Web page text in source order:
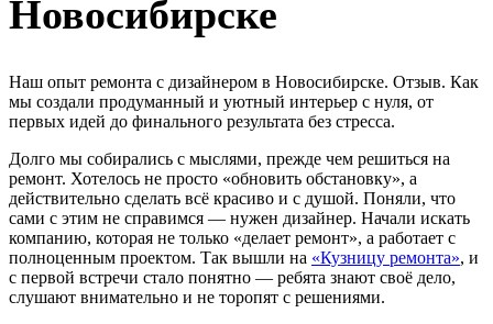
Новосибирске
Наш опыт ремонта с дизайнером в Новосибирске. Отзыв. Как
мы создали продуманный и уютный интерьер с нуля, от
первых идей до финального результата без стресса.
Долго мы собирались с мыслями, прежде чем решиться на
ремонт. Хотелось не просто «обновить обстановку», а
действительно сделать всё красиво и с душой. Поняли, что
сами с этим не справимся — нужен дизайнер. Начали искать
компанию, которая не только «делает ремонт», а работает с
полноценным проектом. Так вышли на «Кузницу ремонта», и
с первой встречи стало понятно — ребята знают своё дело,
слушают внимательно и не торопят с решениями.